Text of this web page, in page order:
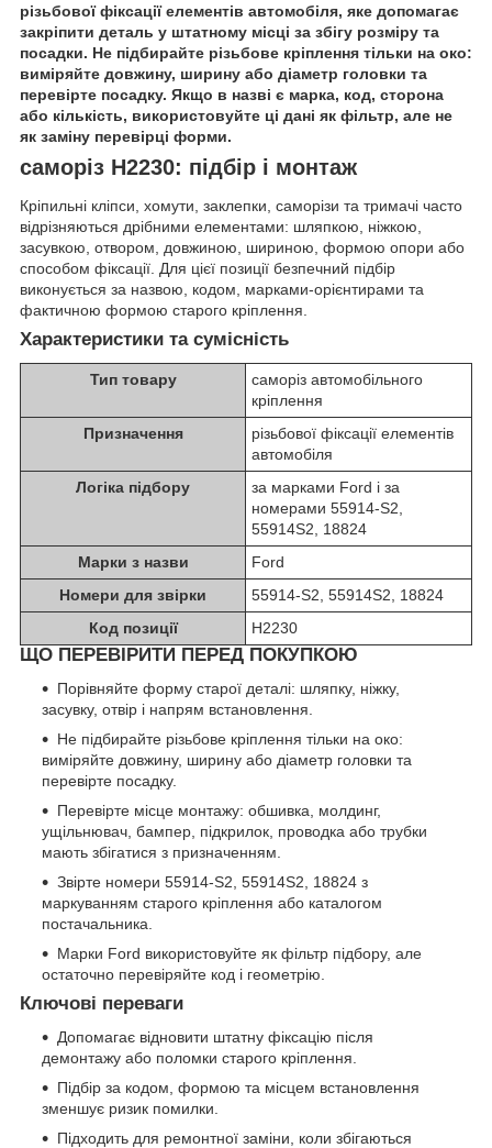
різьбової фіксації елементів автомобіля, яке допомагає
закріпити деталь у штатному місці за збігу розміру та
посадки. Не підбирайте різьбове кріплення тільки на око:
виміряйте довжину, ширину або діаметр головки та
перевірте посадку. Якщо в назві є марка, код, сторона
або кількість, використовуйте ці дані як фільтр, але не
як заміну перевірці форми.
саморіз H2230: підбір і монтаж
Кріпильні кліпси, хомути, заклепки, саморізи та тримачі часто
відрізняються дрібними елементами: шляпкою, ніжкою,
засувкою, отвором, довжиною, шириною, формою опори або
способом фіксації. Для цієї позиції безпечний підбір
виконується за назвою, кодом, марками-орієнтирами та
фактичною формою старого кріплення.
Характеристики та сумісність
Тип товару
саморіз автомобільного
кріплення
Призначення
різьбової фіксації елементів
автомобіля
Логіка підбору
за марками Ford і за
номерами 55914-S2,
55914S2, 18824
Марки з назви
Ford
Номери для звірки
55914-S2, 55914S2, 18824
Код позиції
H2230
ЩО ПЕРЕВІРИТИ ПЕРЕД ПОКУПКОЮ
Порівняйте форму старої деталі: шляпку, ніжку,
засувку, отвір і напрям встановлення.
Не підбирайте різьбове кріплення тільки на око:
виміряйте довжину, ширину або діаметр головки та
перевірте посадку.
Перевірте місце монтажу: обшивка, молдинг,
ущільнювач, бампер, підкрилок, проводка або трубки
мають збігатися з призначенням.
Звірте номери 55914-S2, 55914S2, 18824 з
маркуванням старого кріплення або каталогом
постачальника.
Марки Ford використовуйте як фільтр підбору, але
остаточно перевіряйте код і геометрію.
Ключові переваги
Допомагає відновити штатну фіксацію після
демонтажу або поломки старого кріплення.
Підбір за кодом, формою та місцем встановлення
зменшує ризик помилки.
Підходить для ремонтної заміни, коли збігаються